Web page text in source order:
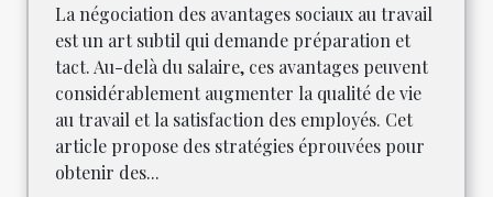
La négociation des avantages sociaux au travail
est un art subtil qui demande préparation et
tact. Au-delà du salaire, ces avantages peuvent
considérablement augmenter la qualité de vie
au travail et la satisfaction des employés. Cet
article propose des stratégies éprouvées pour
obtenir des...